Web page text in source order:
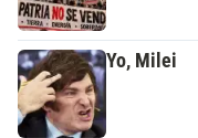
Yo, Milei